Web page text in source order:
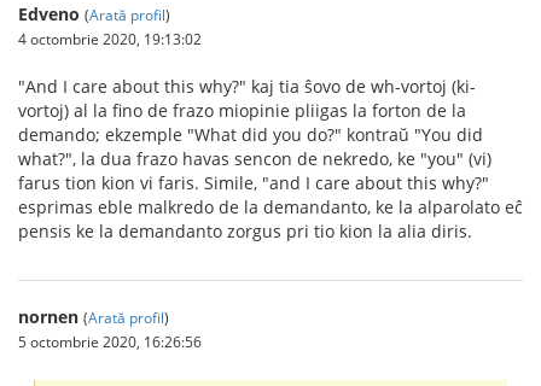
Edveno (Arată profil)
4 octombrie 2020, 19:13:02
"And I care about this why?" kaj tia ŝovo de wh-vortoj (ki-
vortoj) al la fino de frazo miopinie pliigas la forton de la
demando; ekzemple "What did you do?" kontraŭ "You did
what?", la dua frazo havas sencon de nekredo, ke "you" (vi)
farus tion kion vi faris. Simile, "and I care about this why?"
esprimas eble malkredo de la demandanto, ke la alparolato eĉ
pensis ke la demandanto zorgus pri tio kion la alia diris.
nornen (Arată profil)
5 octombrie 2020, 16:26:56